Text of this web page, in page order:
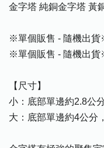
金字塔 純銅金字塔 黃
※單個販售 - 隨機出
※單個販售 - 隨機出
【尺寸】
小：底部單邊約2.8公
大：底部單邊約4公分